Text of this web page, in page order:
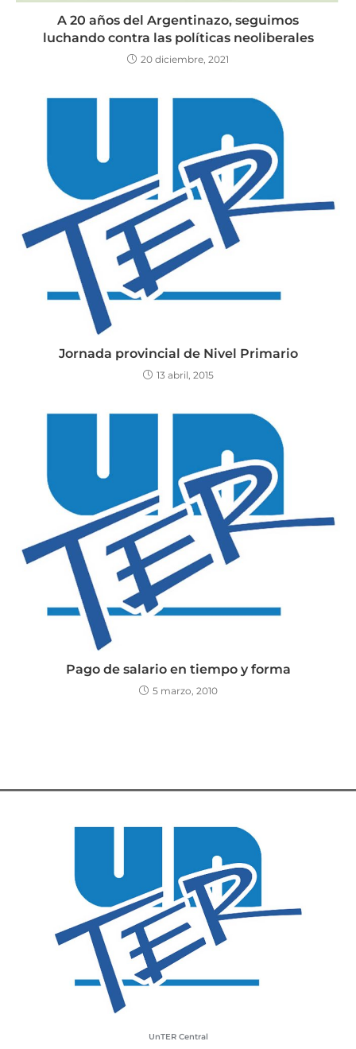
A 20 años del Argentinazo, seguimos
luchando contra las políticas neoliberales
20 diciembre, 2021
Jornada provincial de Nivel Primario
13 abril, 2015
Pago de salario en tiempo y forma
5 marzo, 2010
UnTER Central